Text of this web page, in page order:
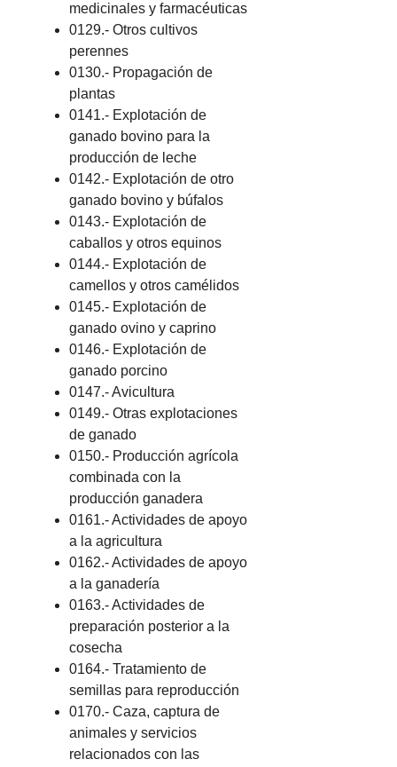
medicinales y farmacéuticas
0129.- Otros cultivos
perennes
0130.- Propagación de
plantas
0141.- Explotación de
ganado bovino para la
producción de leche
0142.- Explotación de otro
ganado bovino y búfalos
0143.- Explotación de
caballos y otros equinos
0144.- Explotación de
camellos y otros camélidos
0145.- Explotación de
ganado ovino y caprino
0146.- Explotación de
ganado porcino
0147.- Avicultura
0149.- Otras explotaciones
de ganado
0150.- Producción agrícola
combinada con la
producción ganadera
0161.- Actividades de apoyo
a la agricultura
0162.- Actividades de apoyo
a la ganadería
0163.- Actividades de
preparación posterior a la
cosecha
0164.- Tratamiento de
semillas para reproducción
0170.- Caza, captura de
animales y servicios
relacionados con las